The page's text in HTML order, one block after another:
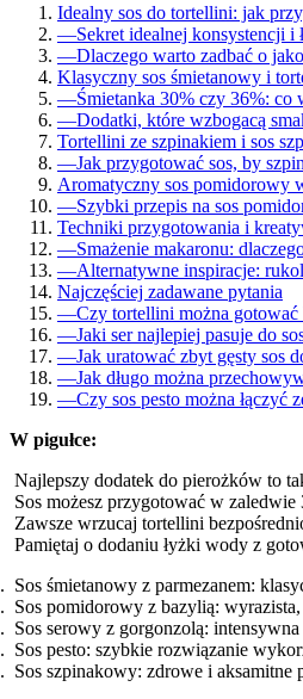
Idealny sos do tortellini: jak
—Sekret idealnej konsystencji i
—Dlaczego warto zadbać o
Klasyczny sos śmietanowy i
—Śmietanka 30% czy 36%: co
—Dodatki, które wzbogacą
Tortellini ze szpinakiem i sos
—Jak przygotować sos, by
Aromatyczny sos pomidorowy
—Szybki przepis na sos
Techniki przygotowania i
—Smażenie makaronu:
—Alternatywne inspiracje:
Najczęściej zadawane pytania
—Czy tortellini można gotować
—Jaki ser najlepiej pasuje do
—Jak uratować zbyt gęsty sos
—Jak długo można
—Czy sos pesto można łączyć
W pigułce:
Najlepszy dodatek do pierożków to
Sos możesz przygotować w
Zawsze wrzucaj tortellini
Pamiętaj o dodaniu łyżki wody z
Sos śmietanowy z parmezanem:
Sos pomidorowy z bazylią:
Sos serowy z gorgonzolą:
Sos pesto: szybkie rozwiązanie
Sos szpinakowy: zdrowe i aksamitne